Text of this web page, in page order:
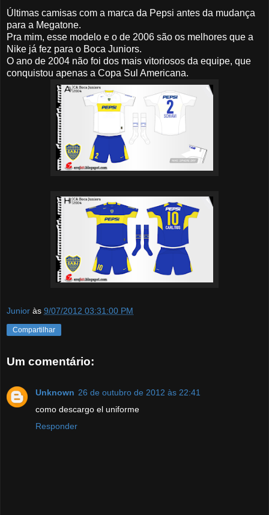
Últimas camisas com a marca da Pepsi antes da mudança
para a Megatone.
Pra mim, esse modelo e o de 2006 são os melhores que a
Nike já fez para o Boca Juniors.
O ano de 2004 não foi dos mais vitoriosos da equipe, que
conquistou apenas a Copa Sul Americana.
Junior às 9/07/2012 03:31:00 PM
Compartilhar
Um comentário:
Unknown 26 de outubro de 2012 às 22:41
como descargo el uniforme
Responder